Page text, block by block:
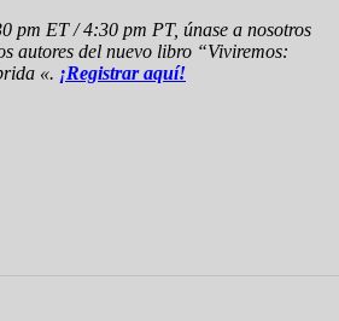
pm ET / 4:30 pm PT, únase a nosotros
autores del nuevo libro “Viviremos:
«. ¡Registrar aquí!